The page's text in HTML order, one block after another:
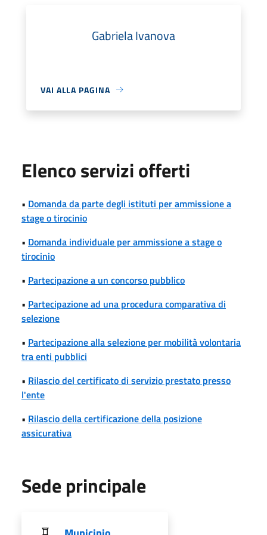
Gabriela Ivanova
VAI ALLA PAGINA
Elenco servizi offerti
• Domanda da parte degli istituti per ammissione a
stage o tirocinio
• Domanda individuale per ammissione a stage o
tirocinio
• Partecipazione a un concorso pubblico
• Partecipazione ad una procedura comparativa di
selezione
• Partecipazione alla selezione per mobilità volontaria
tra enti pubblici
• Rilascio del certificato di servizio prestato presso
l'ente
• Rilascio della certificazione della posizione
assicurativa
Sede principale